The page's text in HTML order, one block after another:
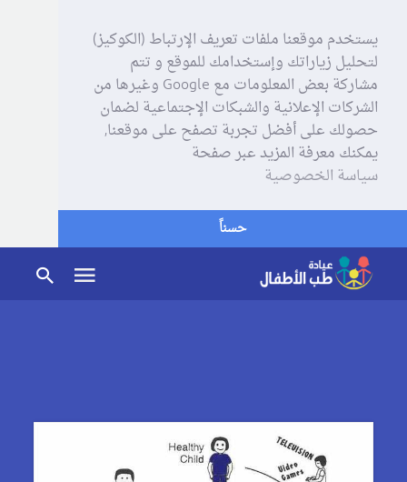
يستخدم موقعنا ملفات تعريف الإرتباط (الكوكيز)
لتحليل زياراتك وإستخدامك للموقع و تتم
مشاركة بعض المعلومات مع Google وغيرها من
الشركات الإعلانية والشبكات الإجتماعية لضمان
حصولك على أفضل تجربة تصفح على موقعنا,
يمكنك معرفة المزيد عبر صفحة
سياسة الخصوصية
حسناً